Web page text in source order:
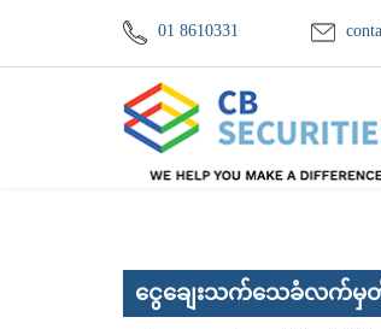
01 8610331
ငွေချေးသက်သေခံလက်မှ